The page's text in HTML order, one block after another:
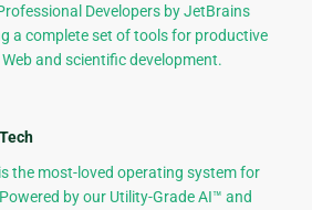
Developers by JetBrains
a complete set of tools for productive
and scientific development.
the most-loved operating system for
by our Utility-Grade AI™ and